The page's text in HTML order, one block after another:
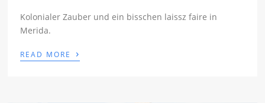
Kolonialer Zauber und ein bisschen laissz faire in
Merida.
READ MORE ›